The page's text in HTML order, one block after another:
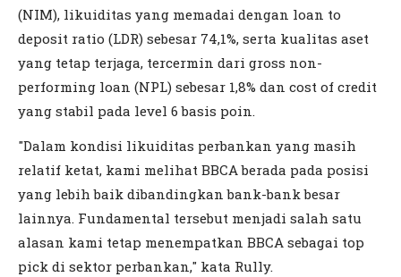
(NIM), likuiditas yang memadai dengan loan to
deposit ratio (LDR) sebesar 74,1%, serta kualitas aset
yang tetap terjaga, tercermin dari gross non-
performing loan (NPL) sebesar 1,8% dan cost of credit
yang stabil pada level 6 basis poin.
"Dalam kondisi likuiditas perbankan yang masih
relatif ketat, kami melihat BBCA berada pada posisi
yang lebih baik dibandingkan bank-bank besar
lainnya. Fundamental tersebut menjadi salah satu
alasan kami tetap menempatkan BBCA sebagai top
pick di sektor perbankan," kata Rully.